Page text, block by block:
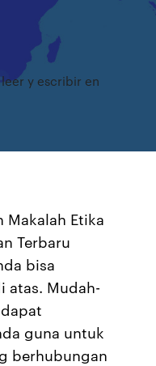
y escribir en
Etika
Terbaru
bisa
atas. Mudah-
guna untuk
berhubungan